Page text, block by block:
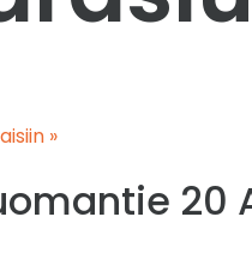
»
20